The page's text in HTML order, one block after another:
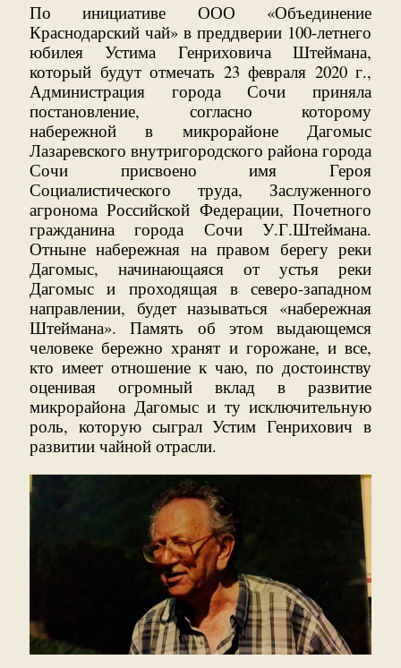
По инициативе ООО «Объединение
Краснодарский чай» в преддверии 100-летнего
юбилея Устима Генриховича Штеймана,
который будут отмечать 23 февраля 2020 г.,
Администрация города Сочи приняла
постановление, согласно которому
набережной в микрорайоне Дагомыс
Лазаревского внутригородского района города
Сочи присвоено имя Героя
Социалистического труда, Заслуженного
агронома Российской Федерации, Почетного
гражданина города Сочи У.Г.Штеймана.
Отныне набережная на правом берегу реки
Дагомыс, начинающаяся от устья реки
Дагомыс и проходящая в северо-западном
направлении, будет называться «набережная
Штеймана». Память об этом выдающемся
человеке бережно хранят и горожане, и все,
кто имеет отношение к чаю, по достоинству
оценивая огромный вклад в развитие
микрорайона Дагомыс и ту исключительную
роль, которую сыграл Устим Генрихович в
развитии чайной отрасли.